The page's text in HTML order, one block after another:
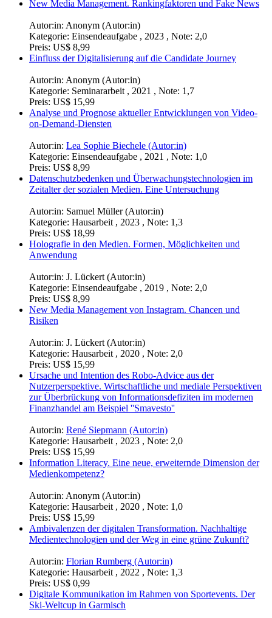
New Media Management. Rankingfaktoren und Fake News
Autor:in: Anonym (Autor:in)
Kategorie: Einsendeaufgabe , 2023 , Note: 2,0
Preis: US$ 8,99
Einfluss der Digitalisierung auf die Candidate Journey
Autor:in: Anonym (Autor:in)
Kategorie: Seminararbeit , 2021 , Note: 1,7
Preis: US$ 15,99
Analyse und Prognose aktueller Entwicklungen von Video-
on-Demand-Diensten
Autor:in: Lea Sophie Biechele (Autor:in)
Kategorie: Einsendeaufgabe , 2021 , Note: 1,0
Preis: US$ 8,99
Datenschutzbedenken und Überwachungstechnologien im
Zeitalter der sozialen Medien. Eine Untersuchung
Autor:in: Samuel Müller (Autor:in)
Kategorie: Hausarbeit , 2023 , Note: 1,3
Preis: US$ 18,99
Holografie in den Medien. Formen, Möglichkeiten und
Anwendung
Autor:in: J. Lückert (Autor:in)
Kategorie: Einsendeaufgabe , 2019 , Note: 2,0
Preis: US$ 8,99
New Media Management von Instagram. Chancen und
Risiken
Autor:in: J. Lückert (Autor:in)
Kategorie: Hausarbeit , 2020 , Note: 2,0
Preis: US$ 15,99
Ursache und Intention des Robo-Advice aus der
Nutzerperspektive. Wirtschaftliche und mediale Perspektiven
zur Überbrückung von Informationsdefiziten im modernen
Finanzhandel am Beispiel ''Smavesto''
Autor:in: René Siepmann (Autor:in)
Kategorie: Hausarbeit , 2023 , Note: 2,0
Preis: US$ 15,99
Information Literacy. Eine neue, erweiternde Dimension der
Medienkompetenz?
Autor:in: Anonym (Autor:in)
Kategorie: Hausarbeit , 2020 , Note: 1,0
Preis: US$ 15,99
Ambivalenzen der digitalen Transformation. Nachhaltige
Medientechnologien und der Weg in eine grüne Zukunft?
Autor:in: Florian Rumberg (Autor:in)
Kategorie: Hausarbeit , 2022 , Note: 1,3
Preis: US$ 0,99
Digitale Kommunikation im Rahmen von Sportevents. Der
Ski-Weltcup in Garmisch